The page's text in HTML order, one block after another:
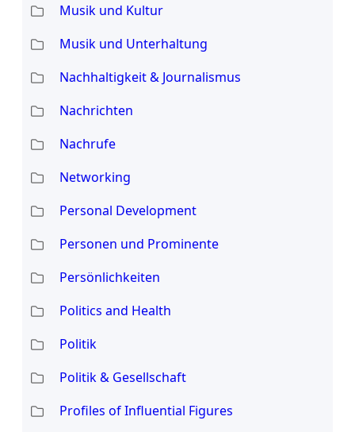
Musik und Kultur
Musik und Unterhaltung
Nachhaltigkeit & Journalismus
Nachrichten
Nachrufe
Networking
Personal Development
Personen und Prominente
Persönlichkeiten
Politics and Health
Politik
Politik & Gesellschaft
Profiles of Influential Figures